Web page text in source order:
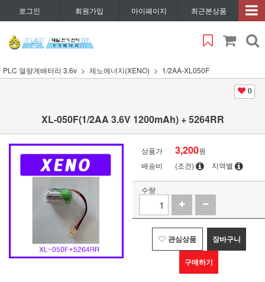
로그인 회원가입 마이페이지 최근본상품
PLC 열량계배터리 3.6v 제노에너지(XENO) 1/2AA-XL050F
0
XL-050F(1/2AA 3.6V 1200mAh) + 5264RR
상품가 3,200원
배송비
(조건) 지역별
수량
관심상품 장바구니
구매하기